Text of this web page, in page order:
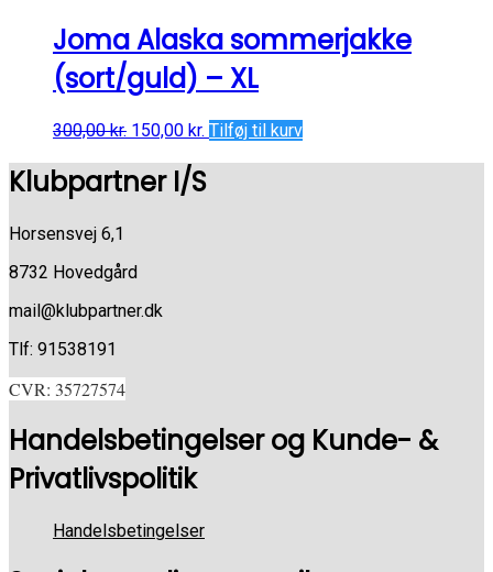
Joma Alaska sommerjakke
(sort/guld) – XL
300,00kr. 150,00 kr. Tilføj til kurv
Klubpartner I/S
Horsensvej 6,1
8732 Hovedgård
mail@klubpartner.dk
Tlf: 91538191
CVR: 35727574
Handelsbetingelser og Kunde- &
Privatlivspolitik
Handelsbetingelser